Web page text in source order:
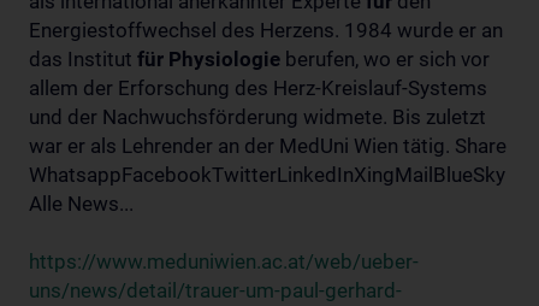
Energiestoffwechsel des Herzens. 1984 wurde er an
das Institut für Physiologie berufen, wo er sich vor
allem der Erforschung des Herz-Kreislauf-Systems
und der Nachwuchsförderung widmete. Bis zuletzt
war er als Lehrender an der MedUni Wien tätig. Share
WhatsappFacebookTwitterLinkedInXingMailBlueSky
Alle News...
https://www.meduniwien.ac.at/web/ueber-
uns/news/detail/trauer-um-paul-gerhard-